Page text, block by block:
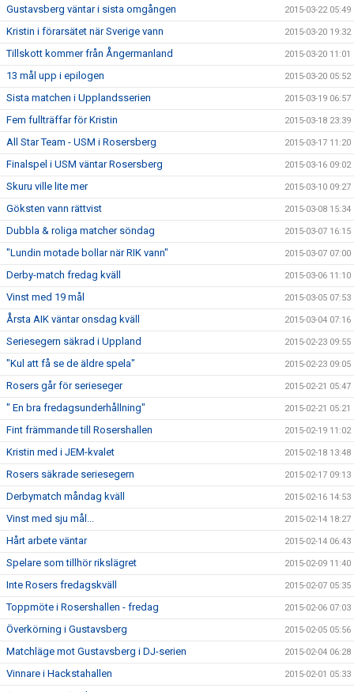
Gustavsberg väntar i sista omgången 2015-03-22 05:49
Kristin i förarsätet när Sverige vann 2015-03-20 19:32
Tillskott kommer från Ångermanland 2015-03-20 11:01
13 mål upp i epilogen 2015-03-20 05:52
Sista matchen i Upplandsserien 2015-03-19 06:57
Fem fullträffar för Kristin 2015-03-18 23:39
All Star Team - USM i Rosersberg 2015-03-17 11:20
Finalspel i USM väntar Rosersberg 2015-03-16 09:02
Skuru ville lite mer 2015-03-10 09:27
Göksten vann rättvist 2015-03-08 15:34
Dubbla & roliga matcher söndag 2015-03-07 16:15
"Lundin motade bollar när RIK vann" 2015-03-07 07:00
Derby-match fredag kväll 2015-03-06 11:10
Vinst med 19 mål 2015-03-05 07:53
Årsta AIK väntar onsdag kväll 2015-03-04 07:16
Seriesegern säkrad i Uppland 2015-02-23 09:55
"Kul att få se de äldre spela" 2015-02-23 09:05
Rosers går för serieseger 2015-02-21 05:47
" En bra fredagsunderhållning" 2015-02-21 05:21
Fint främmande till Rosershallen 2015-02-19 11:02
Kristin med i JEM-kvalet 2015-02-18 13:48
Rosers säkrade seriesegern 2015-02-17 09:13
Derbymatch måndag kväll 2015-02-16 14:53
Vinst med sju mål... 2015-02-14 18:27
Hårt arbete väntar 2015-02-14 06:43
Spelare som tillhör rikslägret 2015-02-09 11:40
Inte Rosers fredagskväll 2015-02-07 05:35
Toppmöte i Rosershallen - fredag 2015-02-06 07:03
Överkörning i Gustavsberg 2015-02-05 05:56
Matchläge mot Gustavsberg i DJ-serien 2015-02-04 06:28
Vinnare i Hackstahallen 2015-02-01 05:33